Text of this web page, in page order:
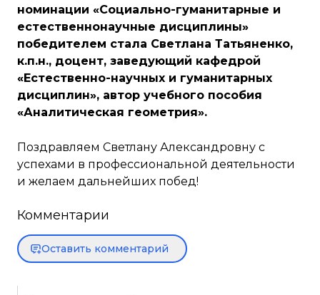
номинации «Социально-гуманитарные и
естественнонаучные дисциплины»
победителем стала Светлана Татьяненко,
к.п.н., доцент, заведующий кафедрой
«Естественно-научных и гуманитарных
дисциплин», автор учебного пособия
«Аналитическая геометрия».
Поздравляем Светлану Александровну с
успехами в профессиональной деятельности
и желаем дальнейших побед!
Комментарии
Оставить комментарий